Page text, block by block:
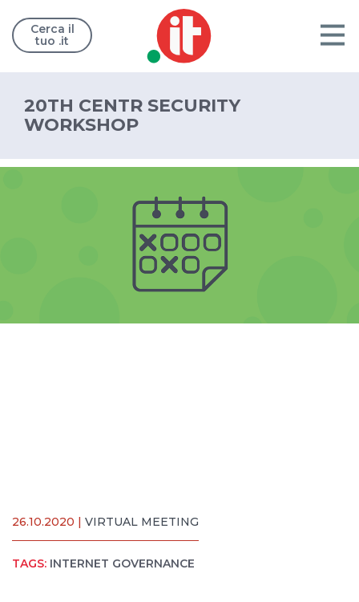
Cerca il
tuo .it
20TH CENTR SECURITY
WORKSHOP
26.10.2020 | VIRTUAL MEETING
TAGS: INTERNET GOVERNANCE